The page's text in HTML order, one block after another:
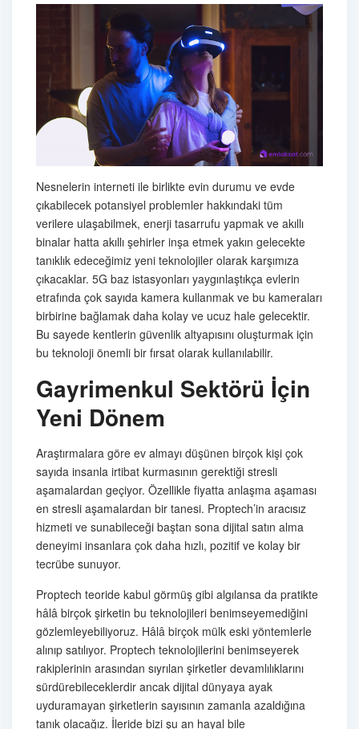
Nesnelerin interneti ile birlikte evin durumu ve evde
çıkabilecek potansiyel problemler hakkındaki tüm
verilere ulaşabilmek, enerji tasarrufu yapmak ve akıllı
binalar hatta akıllı şehirler inşa etmek yakın gelecekte
tanıklık edeceğimiz yeni teknolojiler olarak karşımıza
çıkacaklar. 5G baz istasyonları yaygınlaştıkça evlerin
etrafında çok sayıda kamera kullanmak ve bu kameraları
birbirine bağlamak daha kolay ve ucuz hale gelecektir.
Bu sayede kentlerin güvenlik altyapısını oluşturmak için
bu teknoloji önemli bir fırsat olarak kullanılabilir.
Gayrimenkul Sektörü İçin
Yeni Dönem
Araştırmalara göre ev almayı düşünen birçok kişi çok
sayıda insanla irtibat kurmasının gerektiği stresli
aşamalardan geçiyor. Özellikle fiyatta anlaşma aşaması
en stresli aşamalardan bir tanesi. Proptech’in aracısız
hizmeti ve sunabileceği baştan sona dijital satın alma
deneyimi insanlara çok daha hızlı, pozitif ve kolay bir
tecrübe sunuyor.
Proptech teoride kabul görmüş gibi algılansa da pratikte
hâlâ birçok şirketin bu teknolojileri benimseyemediğini
gözlemleyebiliyoruz. Hâlâ birçok mülk eski yöntemlerle
alınıp satılıyor. Proptech teknolojilerini benimseyerek
rakiplerinin arasından sıyrılan şirketler devamlılıklarını
sürdürebileceklerdir ancak dijital dünyaya ayak
uyduramayan şirketlerin sayısının zamanla azaldığına
tanık olacağız. İleride bizi şu an hayal bile